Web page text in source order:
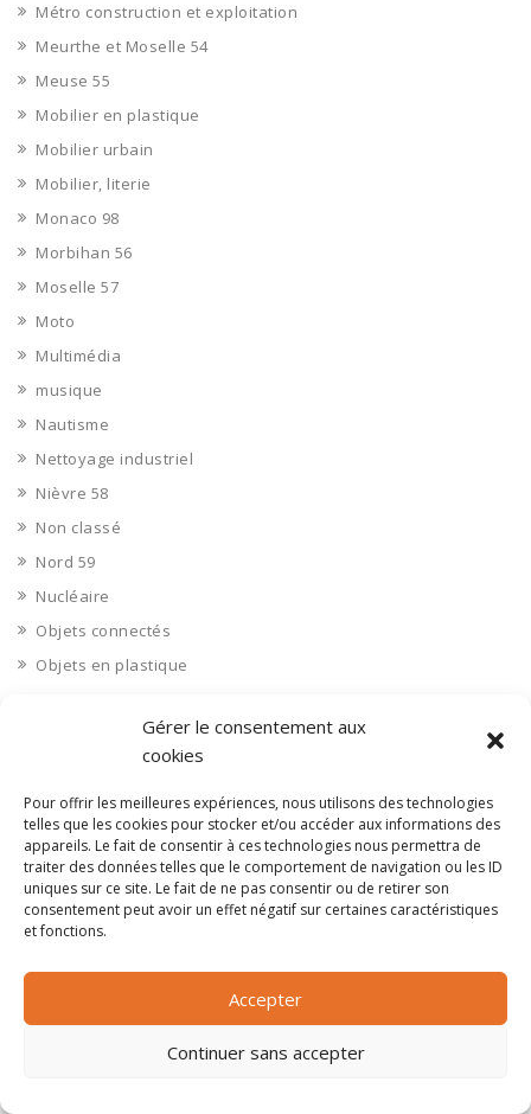
Gérer le consentement aux
cookies
Pour offrir les meilleures expériences, nous utilisons des technologies
telles que les cookies pour stocker et/ou accéder aux informations des
appareils. Le fait de consentir à ces technologies nous permettra de
traiter des données telles que le comportement de navigation ou les ID
uniques sur ce site. Le fait de ne pas consentir ou de retirer son
consentement peut avoir un effet négatif sur certaines caractéristiques
et fonctions.
Accepter
Continuer sans accepter
Métro construction et exploitation
Meurthe et Moselle 54
Meuse 55
Mobilier en plastique
Mobilier urbain
Mobilier, literie
Monaco 98
Morbihan 56
Moselle 57
Moto
Multimédia
musique
Nautisme
Nettoyage industriel
Nièvre 58
Non classé
Nord 59
Nucléaire
Objets connectés
Objets en plastique
Opérateur télécom
Opérateurs télécom
Optique
Ordinateurs
Orne 61
Ouvrages d’art
Paramédical, compléments alimentaires
Paris 75